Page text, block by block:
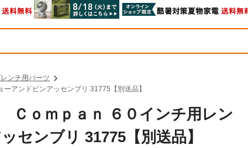
ンチ用パーツ
アンドピンアッセンブリ 31775【別送品】
ｏｍｐａｎ ６０インチ用レン
ンブリ 31775【別送品】